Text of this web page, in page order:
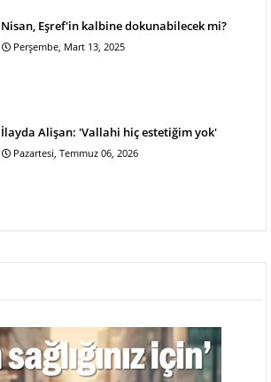
Nisan, Eşref'in kalbine dokunabilecek mi?
Perşembe, Mart 13, 2025
İlayda Alişan: 'Vallahi hiç estetiğim yok'
Pazartesi, Temmuz 06, 2026